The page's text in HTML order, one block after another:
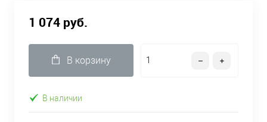
1 074 руб.
В корзину
В наличии